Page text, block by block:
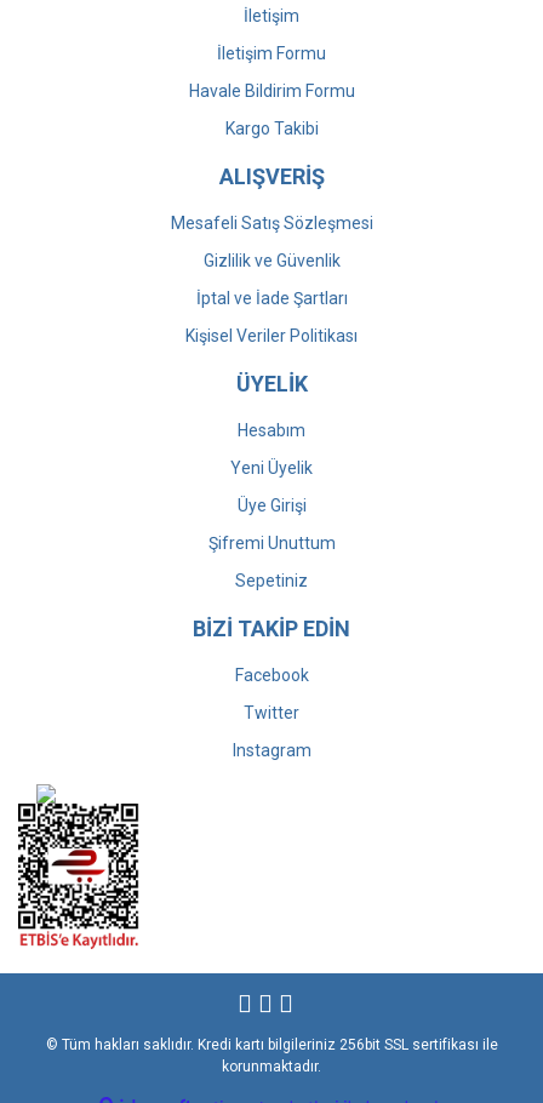
İletişim
İletişim Formu
Havale Bildirim Formu
Kargo Takibi
ALIŞVERİŞ
Mesafeli Satış Sözleşmesi
Gizlilik ve Güvenlik
İptal ve İade Şartları
Kişisel Veriler Politikası
ÜYELİK
Hesabım
Yeni Üyelik
Üye Girişi
Şifremi Unuttum
Sepetiniz
BİZİ TAKİP EDİN
Facebook
Twitter
Instagram
© Tüm hakları saklıdır. Kredi kartı bilgileriniz 256bit SSL sertifikası ile
korunmaktadır.